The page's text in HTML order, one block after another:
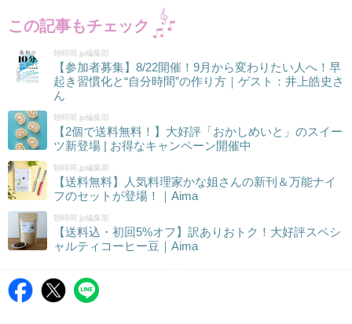
この記事もチェック
朝時間.jp編集部
【参加者募集】8/22開催！9月から変わりたい人へ！早
起き習慣化と“自分時間”の作り方｜ゲスト：井上皓史さ
ん
朝時間.jp編集部
【2個で送料無料！】大好評「おかしめいと」のスイー
ツ新登場 | お得なキャンペーン開催中
朝時間.jp編集部
【送料無料】人気料理家かな姐さんの新刊＆万能ナイ
フのセットが登場！｜Aima
朝時間.jp編集部
【送料込・初回5%オフ】訳ありおトク！大好評スペシ
ャルティコーヒー豆｜Aima